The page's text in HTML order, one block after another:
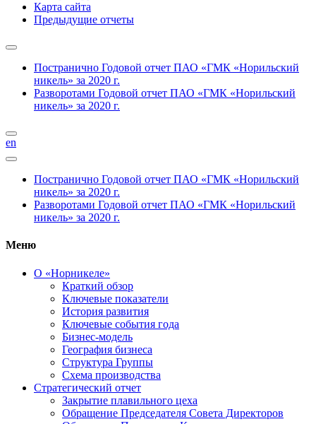
Карта сайта
Предыдущие отчеты
Постранично Годовой отчет ПАО «ГМК «Норильский
никель» за 2020 г.
Разворотами Годовой отчет ПАО «ГМК «Норильский
никель» за 2020 г.
en
Постранично Годовой отчет ПАО «ГМК «Норильский
никель» за 2020 г.
Разворотами Годовой отчет ПАО «ГМК «Норильский
никель» за 2020 г.
Меню
О «Норникеле»
Краткий обзор
Ключевые показатели
История развития
Ключевые события года
Бизнес-модель
География бизнеса
Структура Группы
Схема производства
Стратегический отчет
Закрытие плавильного цеха
Обращение Председателя Совета Директоров